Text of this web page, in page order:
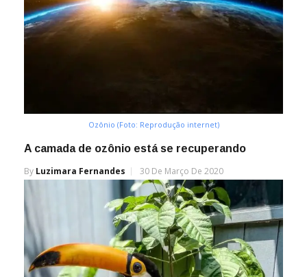
Ozônio (Foto: Reprodução internet)
A camada de ozônio está se recuperando
By Luzimara Fernandes 30 De Março De 2020